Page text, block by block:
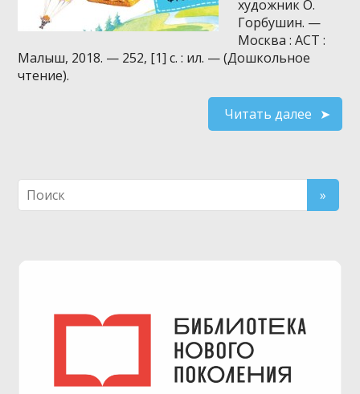
художник О.
Горбушин. —
Москва : АСТ :
Малыш, 2018. — 252, [1] с. : ил. — (Дошкольное
чтение).
Читать далее